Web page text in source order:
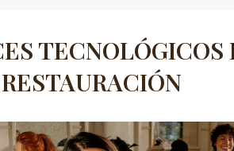
TECNOLÓGICOS